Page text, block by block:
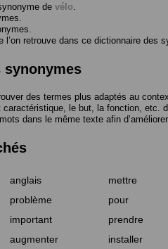
de vélo
retrouve dans ce dictionnaire des
synonymes
des termes plus adaptés au
le but, la fonction, etc.
dans le même texte afin
anglais mettre
problème pour
important prendre
augmenter installer